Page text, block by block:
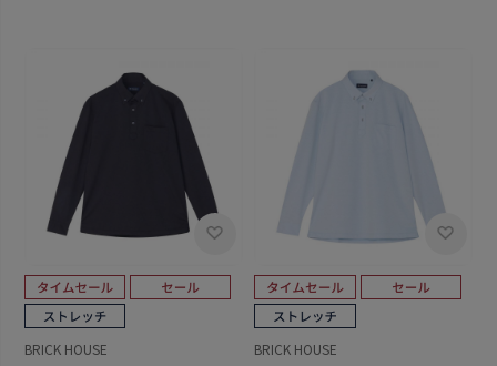
BRICK HOUSE BRICK HOUSE